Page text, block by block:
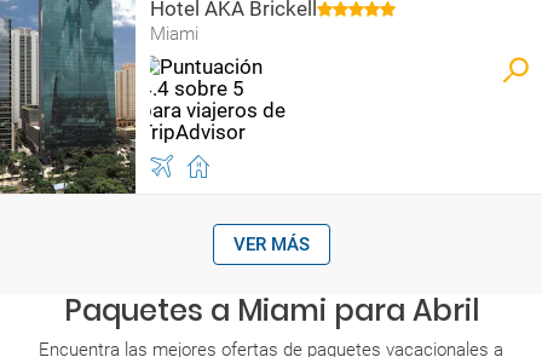
Hotel AKA Brickell
Miami
VER MÁS
Paquetes a Miami para Abril
Encuentra las mejores ofertas de paquetes vacacionales a